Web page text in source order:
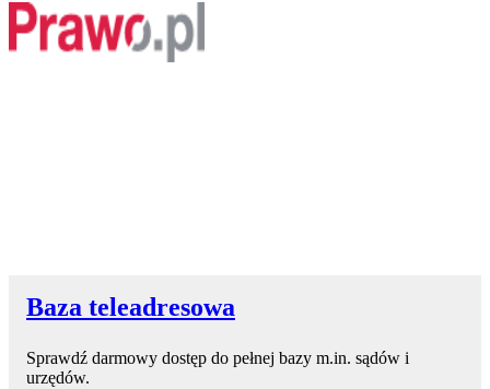
Baza teleadresowa
Sprawdź darmowy dostęp do pełnej bazy m.in. sądów i
urzędów.